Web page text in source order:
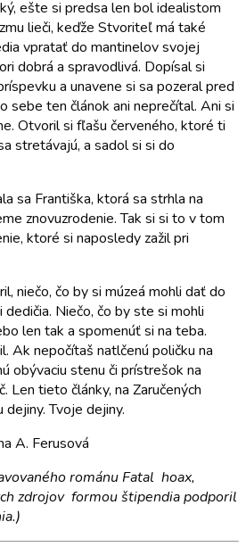
ešte si predsa len bol idealistom
lieči, keďže Stvoriteľ má také
vpratať do mantinelov svojej
dobrá a spravodlivá. Dopísal si
a unavene si sa pozeral pred
sebe ten článok ani neprečítal. Ani si
Otvoril si fľašu červeného, ktoré ti
stretávajú, a sadol si si do
sa Františka, ktorá sa strhla na
znovuzrodenie. Tak si si to v tom
ktoré si naposledy zažil pri
niečo, čo by si múzeá mohli dať do
Niečo, čo by ste si mohli
len tak a spomenúť si na teba.
Ak nepočítaš natlčenú poličku na
obývaciu stenu či prístrešok na
Len tieto články, na Zaručených
Tvoje dejiny.
A. Ferusová
románu Fatal hoax,
zdrojov formou štipendia podporil